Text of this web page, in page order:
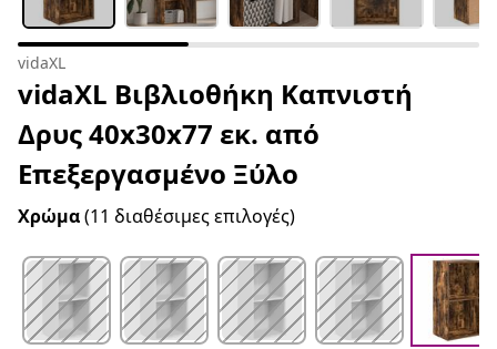
vidaXL
vidaXL Βιβλιοθήκη Καπνιστή
Δρυς 40x30x77 εκ. από
Επεξεργασμένο Ξύλο
Χρώμα(11 διαθέσιμες επιλογές)